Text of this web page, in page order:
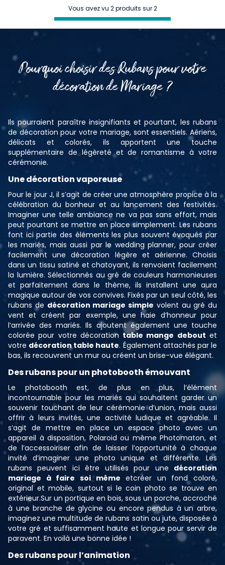
Vous avez vu 2 produits sur 2
Pourquoi choisir des Rubans pour votre
décoration de Mariage ?
Ils pourraient paraître insignifiants et pourtant, les rubans
de décoration pour votre mariage, sont essentiels. Aériens,
délicats et colorés, ils apportent une touche
supplémentaire de légèreté et de romantisme à votre
cérémonie.
Une décoration vaporeuse
Pour le jour J, il s’agit de créer une atmosphère propice à la
célébration du bonheur et au lancement des festivités.
Imaginer une telle ambiance ne va pas sans effort, mais
peut pourtant se mettre en place simplement. Les rubans
font ici partie des éléments les plus souvent évoqués par
les mariés, mais aussi par le wedding planner, pour créer
facilement une décoration légère et aérienne. Choisis
dans un tissu satiné et chatoyant, ils renvoient facilement
la lumière. Sélectionnés au gré de couleurs harmonieuses
et parfaitement dans le thème, ils installent une aura
magique autour de vos convives. Fixés par un seul côté, les
rubans de décoration mariage simple volent au gré du
vent et créent par exemple, une haie d’honneur pour
l’arrivée des mariés. Ils ajoutent également une touche
colorée pour votre décoration table mange debout et
votre décoration table haute. Également attachés par le
bas, ils recouvrent un mur ou créent un brise-vue élégant.
Des rubans pour un photobooth émouvant
Le photobooth est, de plus en plus, l’élément
incontournable pour les mariés qui souhaitent garder un
souvenir touchant de leur cérémonie d’union, mais aussi
offrir à leurs invités, une activité ludique et agréable. Il
s’agit de mettre en place un espace photo avec un
appareil à disposition, Polaroid ou même Photomaton, et
de l’accessoiriser afin de laisser l’opportunité à chaque
invité d’imaginer une photo unique et différente. Les
rubans peuvent ici être utilisés pour une décoration
mariage à faire soi même etcréer un fond coloré,
original et mobile, surtout si le coin photo se trouve en
extérieur.Sur un portique en bois, sous un porche, accroché
à une branche de glycine ou encore pendus à un arbre,
imaginez une multitude de rubans satin ou jute, disposée à
votre gré et suffisamment haute et longue pour servir de
paravent. En voilà une bonne idée !
Des rubans pour l’animation